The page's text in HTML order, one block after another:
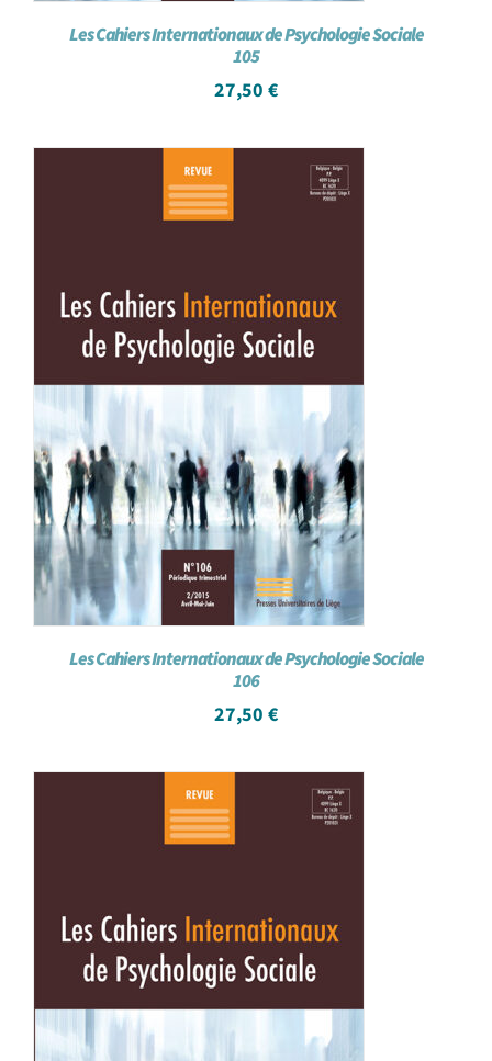
Les Cahiers Internationaux de Psychologie Sociale
105
27,50 €
Les Cahiers Internationaux de Psychologie Sociale
106
27,50 €